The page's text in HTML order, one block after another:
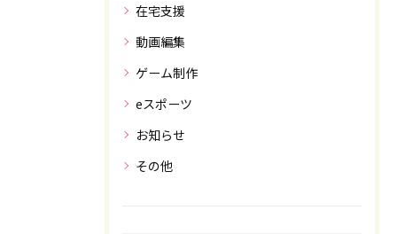
在宅支援
動画編集
ゲーム制作
eスポーツ
お知らせ
その他